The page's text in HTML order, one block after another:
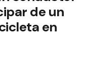
de un
en